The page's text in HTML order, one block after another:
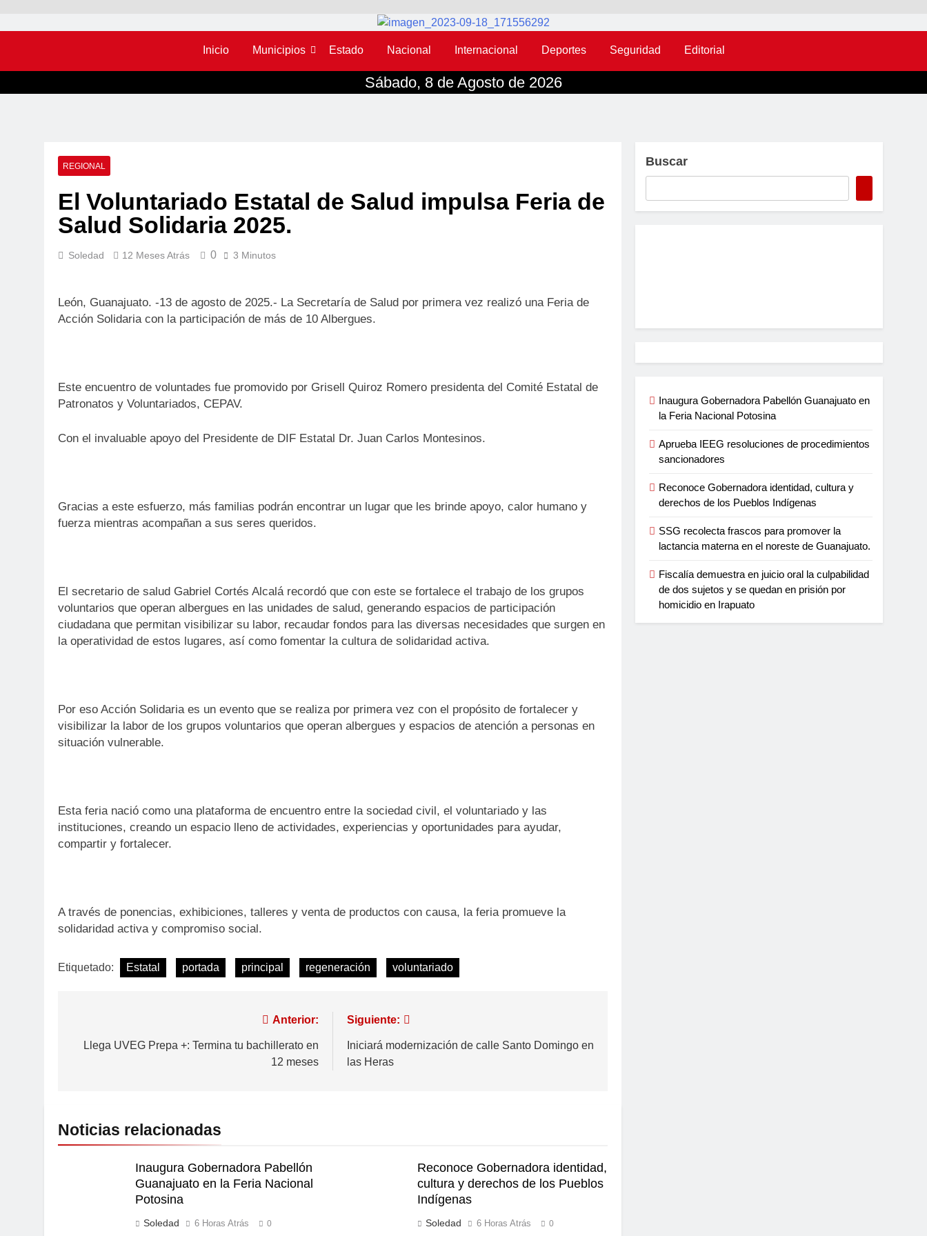
Inicio Municipios Estado Nacional Internacional Deportes Seguridad Editorial
Sábado, 8 de Agosto de 2026
REGIONAL
El Voluntariado Estatal de Salud impulsa Feria de
Salud Solidaria 2025.
Soledad 12 Meses Atrás 0 3 Minutos
León, Guanajuato. -13 de agosto de 2025.- La Secretaría de Salud por primera vez realizó una Feria de
Acción Solidaria con la participación de más de 10 Albergues.
Este encuentro de voluntades fue promovido por Grisell Quiroz Romero presidenta del Comité Estatal de
Patronatos y Voluntariados, CEPAV.
Con el invaluable apoyo del Presidente de DIF Estatal Dr. Juan Carlos Montesinos.
Gracias a este esfuerzo, más familias podrán encontrar un lugar que les brinde apoyo, calor humano y
fuerza mientras acompañan a sus seres queridos.
El secretario de salud Gabriel Cortés Alcalá recordó que con este se fortalece el trabajo de los grupos
voluntarios que operan albergues en las unidades de salud, generando espacios de participación
ciudadana que permitan visibilizar su labor, recaudar fondos para las diversas necesidades que surgen en
la operatividad de estos lugares, así como fomentar la cultura de solidaridad activa.
Por eso Acción Solidaria es un evento que se realiza por primera vez con el propósito de fortalecer y
visibilizar la labor de los grupos voluntarios que operan albergues y espacios de atención a personas en
situación vulnerable.
Esta feria nació como una plataforma de encuentro entre la sociedad civil, el voluntariado y las
instituciones, creando un espacio lleno de actividades, experiencias y oportunidades para ayudar,
compartir y fortalecer.
A través de ponencias, exhibiciones, talleres y venta de productos con causa, la feria promueve la
solidaridad activa y compromiso social.
Etiquetado: Estatal portada principal regeneración voluntariado
Anterior:
Llega UVEG Prepa +: Termina tu bachillerato en
12 meses
Siguiente:
Iniciará modernización de calle Santo Domingo en
las Heras
Noticias relacionadas
Inaugura Gobernadora Pabellón
Guanajuato en la Feria Nacional
Potosina
Soledad 6 Horas Atrás 0
Reconoce Gobernadora identidad,
cultura y derechos de los Pueblos
Indígenas
Soledad 6 Horas Atrás 0
Buscar
Inaugura Gobernadora Pabellón Guanajuato en
la Feria Nacional Potosina
Aprueba IEEG resoluciones de procedimientos
sancionadores
Reconoce Gobernadora identidad, cultura y
derechos de los Pueblos Indígenas
SSG recolecta frascos para promover la
lactancia materna en el noreste de Guanajuato.
Fiscalía demuestra en juicio oral la culpabilidad
de dos sujetos y se quedan en prisión por
homicidio en Irapuato